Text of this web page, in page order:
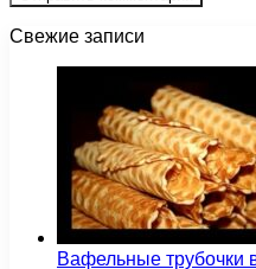
Свежие записи
Вафельные трубочки